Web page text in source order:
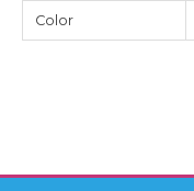
Color